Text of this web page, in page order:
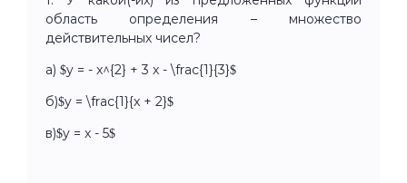
область определения – множество
действительных чисел?
a) $y = - x^{2} + 3 x - \frac{1}{3}$
б)$y = \frac{1}{x + 2}$
в)$y = x - 5$